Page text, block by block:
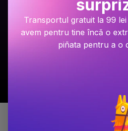
PRP: 59.9 Lei
49.9 Lei
Transportul gratuit la 99
avem pentru tine încă o
piñata pentru a o